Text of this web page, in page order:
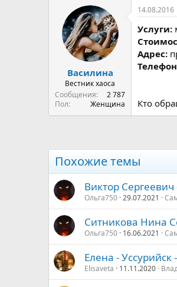
а
н
а
ч
а
л
а
г
и
Василина
Вестник хаоса
Сообщения
2 787
Пол
Женщина
14.08.2016
Услуги:
Адрес:
Кто
Похожие темы
Виктор
Ольга750 29.07.2021
Ситникова Нина
Ольга750 16.06.2021
Елена -
Elisaveta 11.11.2020